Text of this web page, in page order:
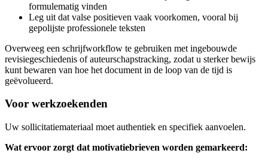
formulematig vinden
Leg uit dat valse positieven vaak voorkomen, vooral bij
gepolijste professionele teksten
Overweeg een schrijfworkflow te gebruiken met ingebouwde
revisiegeschiedenis of auteurschapstracking, zodat u sterker bewijs
kunt bewaren van hoe het document in de loop van de tijd is
geëvolueerd.
Voor werkzoekenden
Uw sollicitatiemateriaal moet authentiek en specifiek aanvoelen.
Wat ervoor zorgt dat motivatiebrieven worden gemarkeerd: